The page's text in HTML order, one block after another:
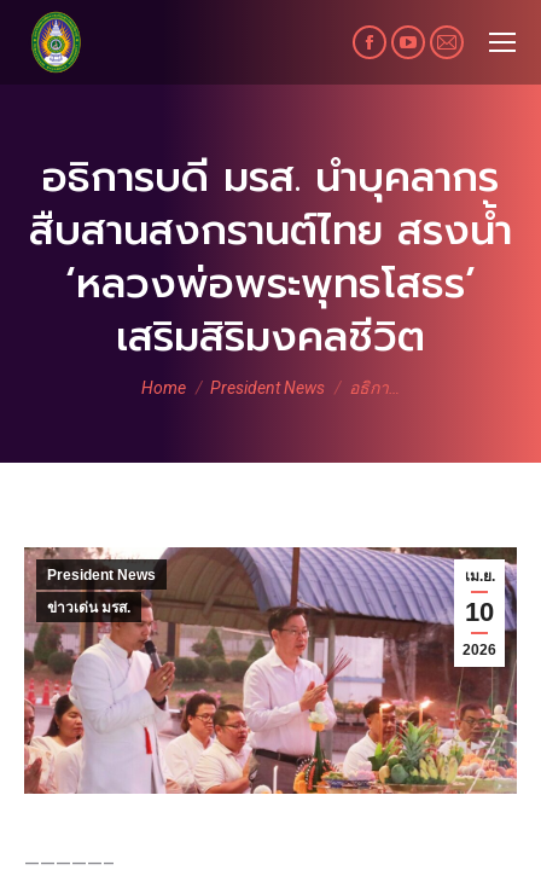
Facebook
page
new
window
YouTube
page
new
window
Mail
page
new
window
อธิการบดี มรส. นำบุคลากร
สืบสานสงกรานต์ไทย สรงน้ำ
‘หลวงพ่อพระพุทธโสธร’
เสริมสิริมงคลชีวิต
You are here:
Home President News อธิกา…
เม.ย.
10
2026
President News
ข่าวเด่น มรส.
—————–